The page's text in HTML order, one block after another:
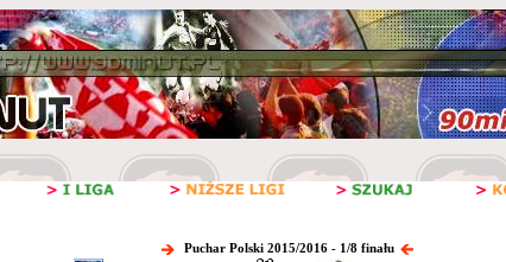
Puchar Polski 2015/2016 - 1/8 finału